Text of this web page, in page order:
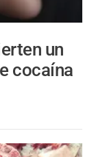
un
cocaína